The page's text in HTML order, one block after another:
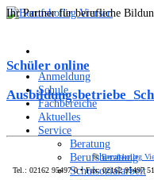
Ihr Partner für berufliche
Anmeldung
Schule
Fachbereiche
Aktuelles
Service
Beratung
Berufsberatung
Schulsozialarbeit
Schüler online
©Berufskolleg
Tel.: 02162 95497 0 • Fax: 02162 95497